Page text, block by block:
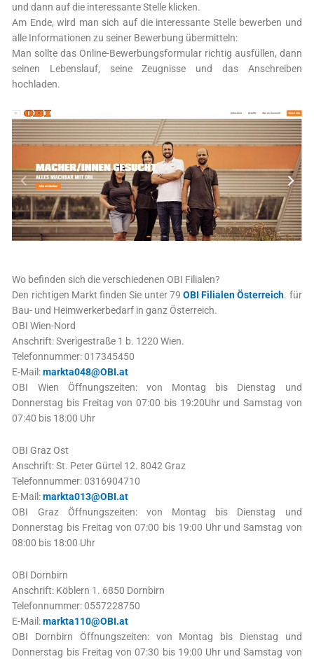
und dann auf die interessante Stelle klicken.
Am Ende, wird man sich auf die interessante Stelle bewerben und
alle Informationen zu seiner Bewerbung übermitteln:
Man sollte das Online-Bewerbungsformular richtig ausfüllen, dann
seinen Lebenslauf, seine Zeugnisse und das Anschreiben
hochladen.
Wo befinden sich die verschiedenen OBI Filialen?
Den richtigen Markt finden Sie unter 79 OBI Filialen Österreich. für
Bau- und Heimwerkerbedarf in ganz Österreich.
OBI Wien-Nord
Anschrift: Sverigestraße 1 b. 1220 Wien.
Telefonnummer: 017345450
E-Mail:markta048@OBI.at
OBI Wien Öffnungszeiten: von Montag bis Dienstag und
Donnerstag bis Freitag von 07:00 bis 19:20Uhr und Samstag von
07:40 bis 18:00 Uhr
OBI Graz Ost
Anschrift: St. Peter Gürtel 12. 8042 Graz
Telefonnummer: 0316904710
E-Mail:markta013@OBI.at
OBI Graz Öffnungszeiten: von Montag bis Dienstag und
Donnerstag bis Freitag von 07:00 bis 19:00 Uhr und Samstag von
08:00 bis 18:00 Uhr
OBI Dornbirn
Anschrift: Köblern 1. 6850 Dornbirn
Telefonnummer: 0557228750
E-Mail:markta110@OBI.at
OBI Dornbirn Öffnungszeiten: von Montag bis Dienstag und
Donnerstag bis Freitag von 07:30 bis 19:00 Uhr und Samstag von